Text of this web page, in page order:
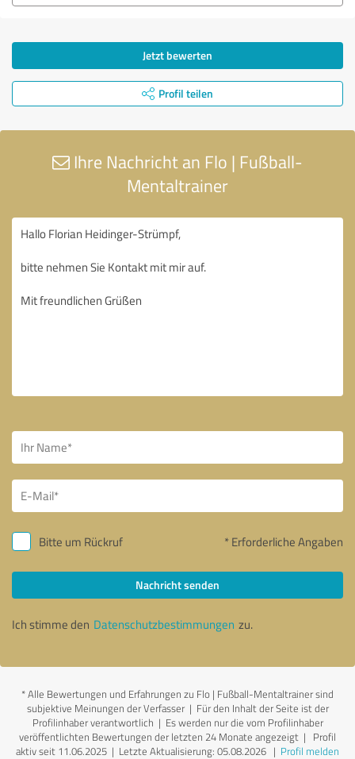
Jetzt bewerten
Profil teilen
Ihre Nachricht an Flo | Fußball-
Mentaltrainer
Bitte um Rückruf * Erforderliche Angaben
Nachricht senden
Ich stimme den Datenschutzbestimmungen zu.
*Alle Bewertungen und Erfahrungen zu Flo | Fußball-Mentaltrainer sind
subjektive Meinungen der Verfasser | Für den Inhalt der Seite ist der
Profilinhaber verantwortlich | Es werden nur die vom Profilinhaber
veröffentlichten Bewertungen der letzten 24 Monate angezeigt | Profil
aktiv seit 11.06.2025 | Letzte Aktualisierung: 05.08.2026 | Profil melden